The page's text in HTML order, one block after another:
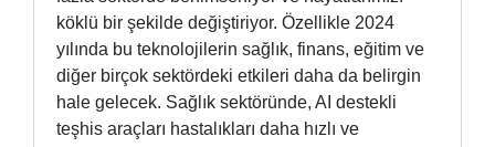
köklü bir şekilde değiştiriyor. Özellikle 2024
yılında bu teknolojilerin sağlık, finans, eğitim ve
diğer birçok sektördeki etkileri daha da belirgin
hale gelecek. Sağlık sektöründe, AI destekli
teşhis araçları hastalıkları daha hızlı ve